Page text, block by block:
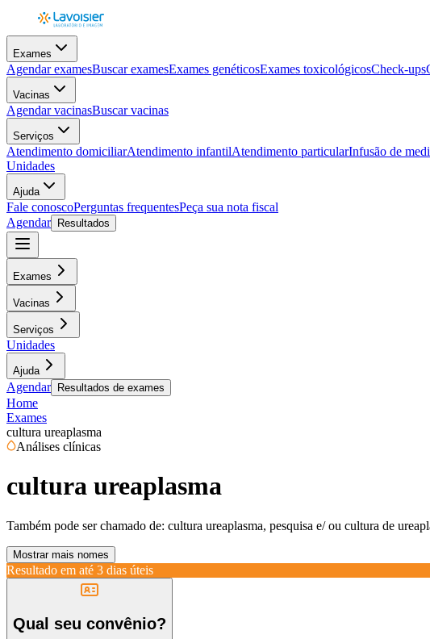
Exames
Agendar examesBuscar examesExames genéticosExames toxicológicosCheck-ups
Vacinas
Agendar vacinasBuscar vacinas
Serviços
Atendimento domiciliarAtendimento infantilAtendimento particularInfusão de
Unidades
Ajuda
Fale conoscoPerguntas frequentesPeça sua nota fiscal
Agendar
Resultados
Exames
Vacinas
Serviços
Unidades
Ajuda
Agendar Resultados de exames
Home
Exames
cultura ureaplasma
Análises clínicas
cultura ureaplasma
Também pode ser chamado de: cultura ureaplasma, pesquisa e/ ou cultura de
Mostrar mais nomes
Resultado em até 3 dias úteis
Qual seu convênio?